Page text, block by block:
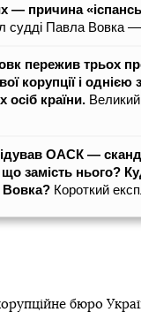
— причина
судді Павла Вовка —
пережив трьох
корупції і однією з
осіб країни.
ОАСК —
замість нього?
Вовка? Короткий
бюро